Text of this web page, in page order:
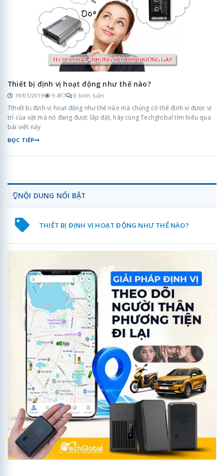
Thiết bị định vị hoạt động như thế nào?
19/03/2019 9.497 0 bình luận
Tthiết bị định vị hoạt động như thế nào mà chúng có thể định vị được vị
trí của vật mà nó đang được lắp đặt, hãy cùng Techglobal tìm hiểu qua
bài viết này
ĐỌC TIẾP
NỘI DUNG NỔI BẬT
THIẾT BỊ ĐỊNH VỊ HOẠT ĐỘNG NHƯ THẾ NÀO?